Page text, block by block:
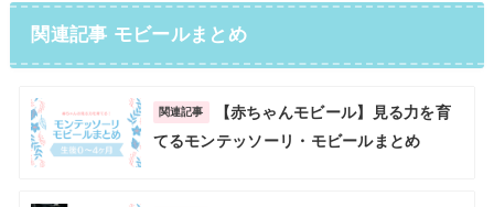
関連記事 モビールまとめ
関連記事
【赤ちゃんモビール】見る力を育
てるモンテッソーリ・モビールまとめ